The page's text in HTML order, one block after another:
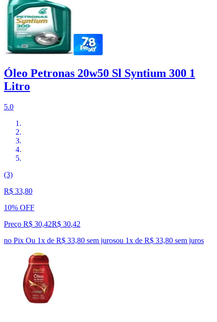
Óleo Petronas 20w50 Sl Syntium 300 1
Litro
5.0
(3)
R$ 33,80
10% OFF
Preço R$ 30,42R$ 30,42
no Pix Ou 1x de R$ 33,80 sem jurosou 1x de R$ 33,80 sem juros